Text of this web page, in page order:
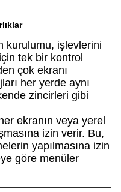
kurulumu, işlevlerini
tek bir kontrol
çok ekranı
her yerde aynı
zincirleri gibi
ekranın veya yerel
izin verir. Bu,
yapılmasına izin
göre menüler